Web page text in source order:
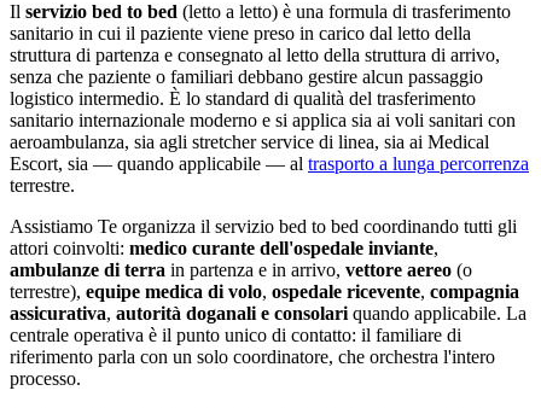
Il servizio bed to bed (letto a letto) è una formula di trasferimento
sanitario in cui il paziente viene preso in carico dal letto della
struttura di partenza e consegnato al letto della struttura di arrivo,
senza che paziente o familiari debbano gestire alcun passaggio
logistico intermedio. È lo standard di qualità del trasferimento
sanitario internazionale moderno e si applica sia ai voli sanitari con
aeroambulanza, sia agli stretcher service di linea, sia ai Medical
Escort, sia — quando applicabile — al trasporto a lunga percorrenza
terrestre.
Assistiamo Te organizza il servizio bed to bed coordinando tutti gli
attori coinvolti: medico curante dell'ospedale inviante,
ambulanze di terra in partenza e in arrivo, vettore aereo (o
terrestre), equipe medica di volo, ospedale ricevente, compagnia
assicurativa, autorità doganali e consolariquando applicabile. La
centrale operativa è il punto unico di contatto: il familiare di
riferimento parla con un solo coordinatore, che orchestra l'intero
processo.